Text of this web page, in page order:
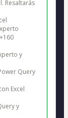
Resaltarás
y
Query
Excel
y